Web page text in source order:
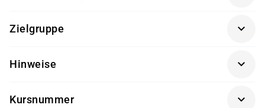
Vorkenntnisse mitbringen:
Erste Erfahrungen mit Active Directory-Verwaltung
Zielgruppe
IT-Administratoren und Systemingenieure
Directory verantwortlich sind
Hinweise
Kursnummer